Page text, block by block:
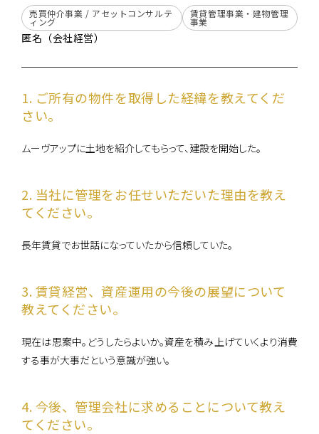
入居者様へ
仲介業者様へ
営業時間：10:00〜18:00
売買仲介事業 / アセットコンサルテ
ィング
賃貸管理事業・建物管理
事業
匿名（会社経営）
1. ご所有の物件を取得した経緯を教えてくだ
さい。
ムーヴアップに土地を紹介してもらって、建設を開始した。
2. 当社に管理をお任せいただいた理由を教え
てください。
長年賃貸でお世話になっていたから信頼していた。
3. 賃貸経営、資産運用の今後の展望について
教えてください。
現在は思案中。どうしたらよいか。資産を積み上げていくより消費
する事が大事だという意識が強い。
4. 今後、管理会社に求めることについて教え
てください。